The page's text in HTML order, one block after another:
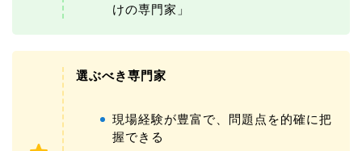
けの専門家」
選ぶべき専門家
現場経験が豊富で、問題点を的確に把
握できる